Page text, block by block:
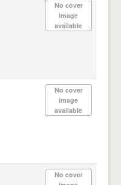
No cover
image
available
No cover
image
available
No cover